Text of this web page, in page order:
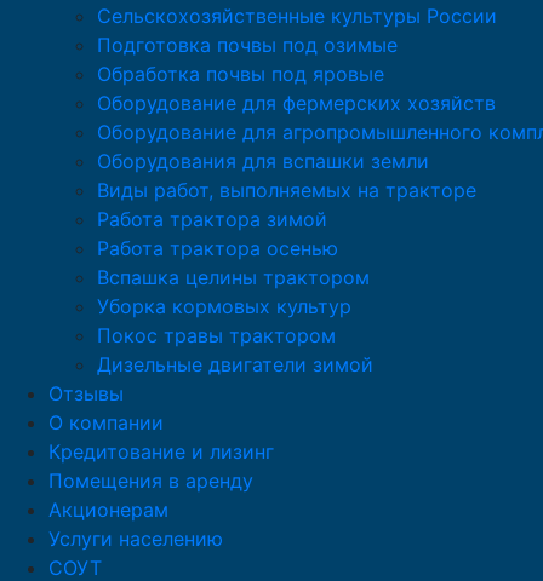
Сельскохозяйственные культуры России
Подготовка почвы под озимые
Обработка почвы под яровые
Оборудование для фермерских хозяйств
Оборудование для агропромышленного
Оборудования для вспашки земли
Виды работ, выполняемых на тракторе
Работа трактора зимой
Работа трактора осенью
Вспашка целины трактором
Уборка кормовых культур
Покос травы трактором
Дизельные двигатели зимой
Отзывы
О компании
Кредитование и лизинг
Помещения в аренду
Акционерам
Услуги населению
СОУТ